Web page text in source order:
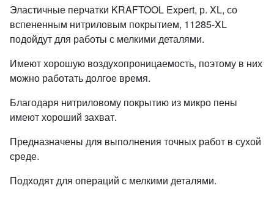
Эластичные перчатки KRAFTOOL Expert, р. XL, со
вспененным нитриловым покрытием, 11285-XL
подойдут для работы с мелкими деталями.
Имеют хорошую воздухопроницаемость, поэтому в них
можно работать долгое время.
Благодаря нитриловому покрытию из микро пены
имеют хороший захват.
Предназначены для выполнения точных работ в сухой
среде.
Подходят для операций с мелкими деталями.